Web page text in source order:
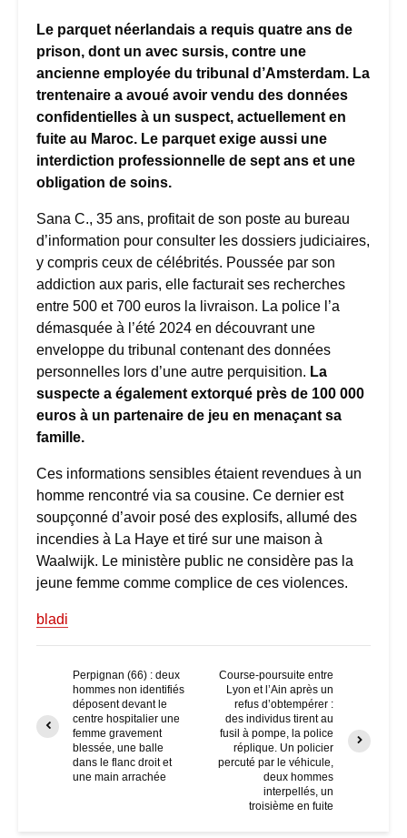
Le parquet néerlandais a requis quatre ans de
prison, dont un avec sursis, contre une
ancienne employée du tribunal d’Amsterdam. La
trentenaire a avoué avoir vendu des données
confidentielles à un suspect, actuellement en
fuite au Maroc. Le parquet exige aussi une
interdiction professionnelle de sept ans et une
obligation de soins.
Sana C., 35 ans, profitait de son poste au bureau
d’information pour consulter les dossiers judiciaires,
y compris ceux de célébrités. Poussée par son
addiction aux paris, elle facturait ses recherches
entre 500 et 700 euros la livraison. La police l’a
démasquée à l’été 2024 en découvrant une
enveloppe du tribunal contenant des données
personnelles lors d’une autre perquisition. La
suspecte a également extorqué près de 100 000
euros à un partenaire de jeu en menaçant sa
famille.
Ces informations sensibles étaient revendues à un
homme rencontré via sa cousine. Ce dernier est
soupçonné d’avoir posé des explosifs, allumé des
incendies à La Haye et tiré sur une maison à
Waalwijk. Le ministère public ne considère pas la
jeune femme comme complice de ces violences.
bladi
Perpignan (66) : deux
hommes non identifiés
déposent devant le
centre hospitalier une
femme gravement
blessée, une balle
dans le flanc droit et
une main arrachée
Course-poursuite entre
Lyon et l’Ain après un
refus d’obtempérer :
des individus tirent au
fusil à pompe, la police
réplique. Un policier
percuté par le véhicule,
deux hommes
interpellés, un
troisième en fuite